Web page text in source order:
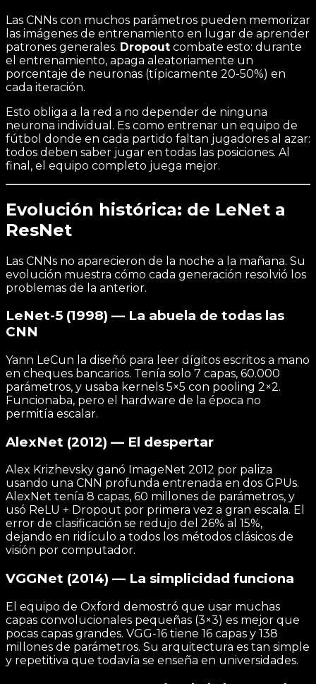
Las CNNs con muchos parámetros pueden memorizar
las imágenes de entrenamiento en lugar de aprender
patrones generales. Dropout combate esto: durante
el entrenamiento, apaga aleatoriamente un
porcentaje de neuronas (típicamente 20-50%) en
cada iteración.
Esto obliga a la red a no depender de ninguna
neurona individual. Es como entrenar un equipo de
fútbol donde en cada partido faltan jugadores al azar:
todos deben saber jugar en todas las posiciones. Al
final, el equipo completo juega mejor.
Evolución histórica: de LeNet a
ResNet
Las CNNs no aparecieron de la noche a la mañana. Su
evolución muestra cómo cada generación resolvió los
problemas de la anterior.
LeNet-5 (1998) — La abuela de todas las
CNN
Yann LeCun la diseñó para leer dígitos escritos a mano
en cheques bancarios. Tenía solo 7 capas, 60.000
parámetros, y usaba kernels 5×5 con pooling 2×2.
Funcionaba, pero el hardware de la época no
permitía escalar.
AlexNet (2012) — El despertar
Alex Krizhevsky ganó ImageNet 2012 por paliza
usando una CNN profunda entrenada en dos GPUs.
AlexNet tenía 8 capas, 60 millones de parámetros, y
usó ReLU + Dropout por primera vez a gran escala. El
error de clasificación se redujo del 26% al 15%,
dejando en ridículo a todos los métodos clásicos de
visión por computador.
VGGNet (2014) — La simplicidad funciona
El equipo de Oxford demostró que usar muchas
capas convolucionales pequeñas (3×3) es mejor que
pocas capas grandes. VGG-16 tiene 16 capas y 138
millones de parámetros. Su arquitectura es tan simple
y repetitiva que todavía se enseña en universidades.